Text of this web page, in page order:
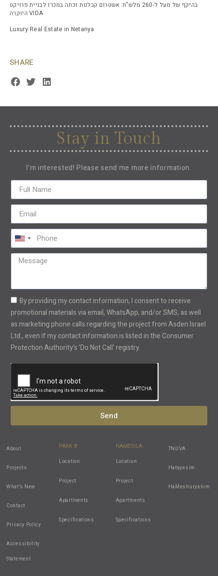
בהיקף של מעל ל-260 מלש”ח: אשטרום קבלנות זכתה במכרז לבניית פרויקט
היוקרה VIDA
Luxury Real Estate in Netanya
SHARE
Stay in Touch
I’m interested! Please send me more information.
United
States
+1
By providing my contact information, I consent to receive
promotional materials via email, WhatsApp, and/or SMS, as well
as marketing phone calls regarding the project from Asden Israel
Ltd., even if my contact information is listed in the Consumer
Protection Authority's 'Do Not Call' registry.
Send
About
Projects
What’s New
Contact
Privacy Policy
Accessibility
Statement
PARK 8
Location
Project
Apartments
Specifications
HAMESILA
Location
Project
Apartments
Specifications
TNUVA
Hatayasim
HaMeshuryanim